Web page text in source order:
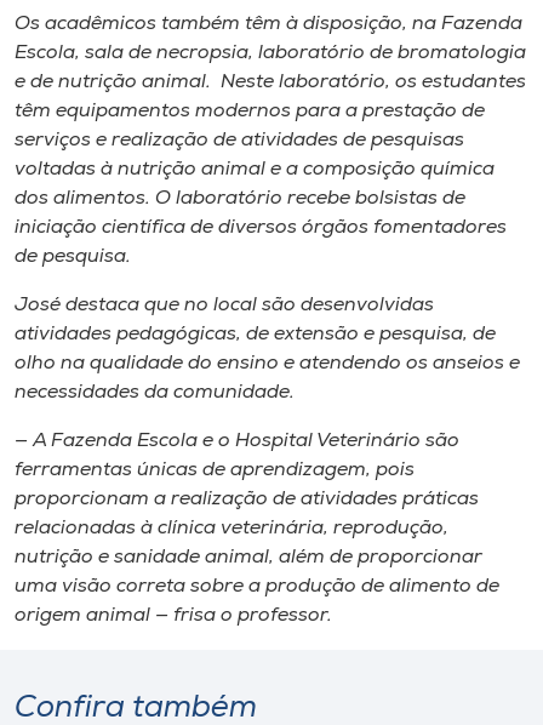
Os acadêmicos também têm à disposição, na Fazenda
Escola, sala de necropsia, laboratório de bromatologia
e de nutrição animal. Neste laboratório, os estudantes
têm equipamentos modernos para a prestação de
serviços e realização de atividades de pesquisas
voltadas à nutrição animal e a composição química
dos alimentos. O laboratório recebe bolsistas de
iniciação científica de diversos órgãos fomentadores
de pesquisa.
José destaca que no local são desenvolvidas
atividades pedagógicas, de extensão e pesquisa, de
olho na qualidade do ensino e atendendo os anseios e
necessidades da comunidade.
— A Fazenda Escola e o Hospital Veterinário são
ferramentas únicas de aprendizagem, pois
proporcionam a realização de atividades práticas
relacionadas à clínica veterinária, reprodução,
nutrição e sanidade animal, além de proporcionar
uma visão correta sobre a produção de alimento de
origem animal — frisa o professor.
Confira também